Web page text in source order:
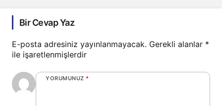
Bir Cevap Yaz
E-posta adresiniz yayınlanmayacak. Gerekli alanlar *
ile işaretlenmişlerdir
YORUMUNUZ *